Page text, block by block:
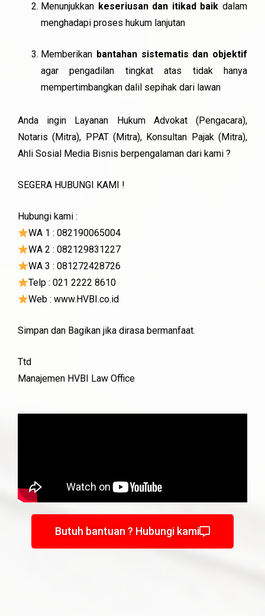
Menunjukkan keseriusan dan itikad baik dalam
menghadapi proses hukum lanjutan
Memberikan bantahan sistematis dan objektif
agar pengadilan tingkat atas tidak hanya
mempertimbangkan dalil sepihak dari lawan
Anda ingin Layanan Hukum Advokat (Pengacara),
Notaris (Mitra), PPAT (Mitra), Konsultan Pajak (Mitra),
Ahli Sosial Media Bisnis berpengalaman dari kami ?
SEGERA HUBUNGI KAMI !
Hubungi kami :
WA 1 : 082190065004
WA 2 : 082129831227
WA 3 : 081272428726
Telp : 021 2222 8610
Web : www.HVBI.co.id
Simpan dan Bagikan jika dirasa bermanfaat.
Ttd
Manajemen HVBI Law Office
Butuh bantuan ? Hubungi kami